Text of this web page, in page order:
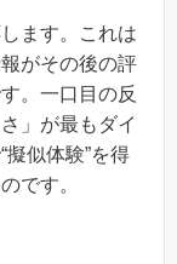
ます。これは
がその後の評
。一口目の反
」が最もダイ
似体験”を得
です。